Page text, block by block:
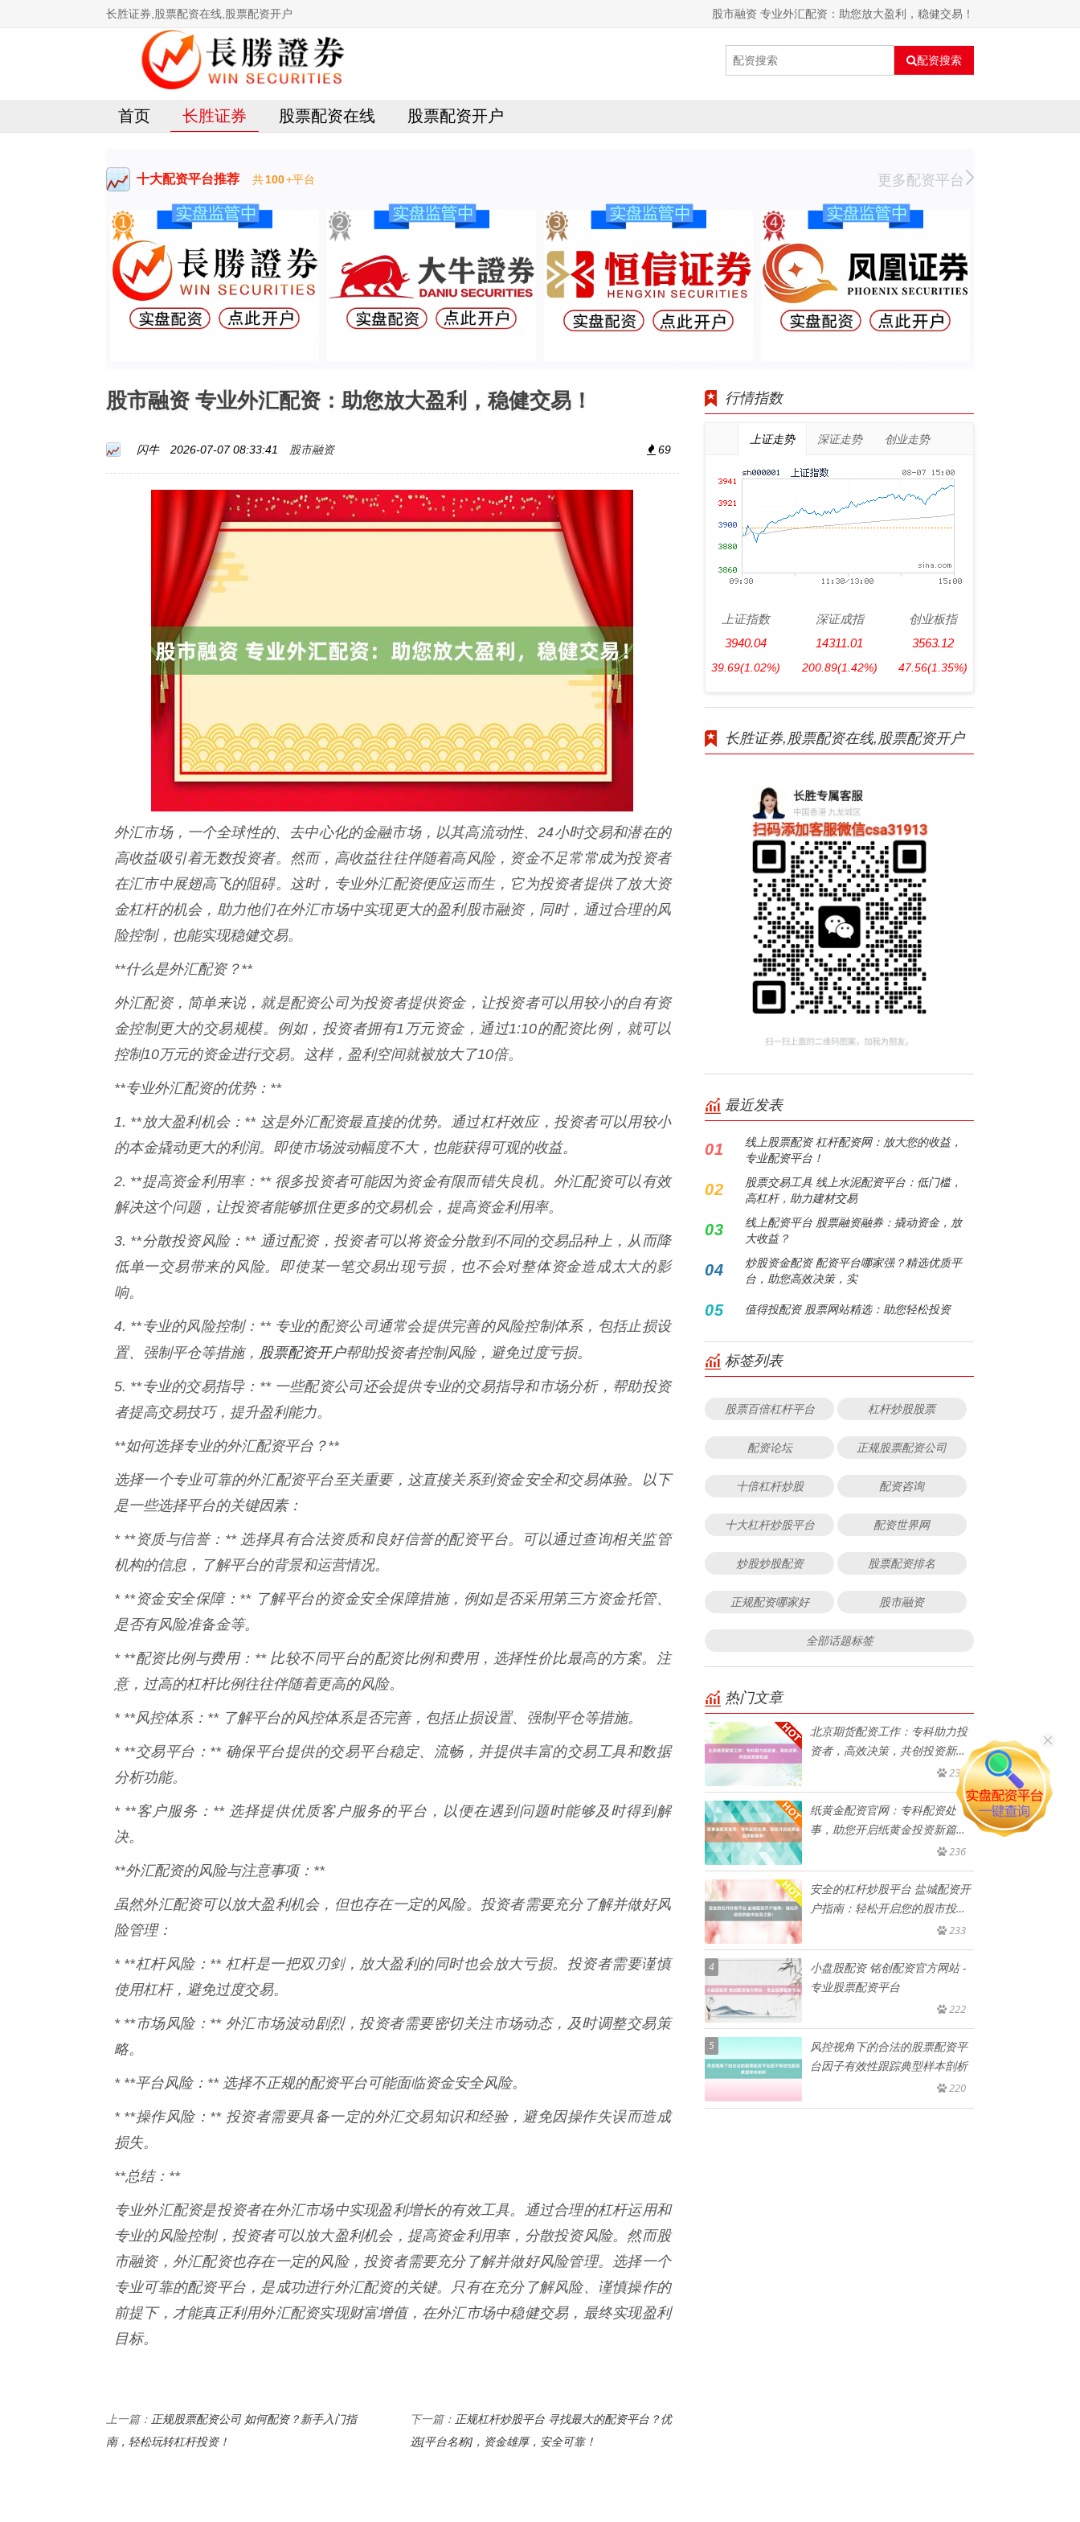
长胜证券,股票配资在线,股票配资开户 股市融资 专业外汇配资：助您放大盈利，稳健交易！
配资搜索
首页 长胜证券 股票配资在线 股票配资开户
十大配资平台推荐 共100+平台 更多配资平台
股市融资 专业外汇配资：助您放大盈利，稳健交易！
闪牛 2026-07-07 08:33:41 股市融资 69
外汇市场，一个全球性的、去中心化的金融市场，以其高流动性、24小时交易和潜在的
高收益吸引着无数投资者。然而，高收益往往伴随着高风险，资金不足常常成为投资者
在汇市中展翅高飞的阻碍。这时，专业外汇配资便应运而生，它为投资者提供了放大资
金杠杆的机会，助力他们在外汇市场中实现更大的盈利股市融资，同时，通过合理的风
险控制，也能实现稳健交易。
**什么是外汇配资？**
外汇配资，简单来说，就是配资公司为投资者提供资金，让投资者可以用较小的自有资
金控制更大的交易规模。例如，投资者拥有1万元资金，通过1:10的配资比例，就可以
控制10万元的资金进行交易。这样，盈利空间就被放大了10倍。
**专业外汇配资的优势：**
1. **放大盈利机会：** 这是外汇配资最直接的优势。通过杠杆效应，投资者可以用较小
的本金撬动更大的利润。即使市场波动幅度不大，也能获得可观的收益。
2. **提高资金利用率：** 很多投资者可能因为资金有限而错失良机。外汇配资可以有效
解决这个问题，让投资者能够抓住更多的交易机会，提高资金利用率。
3. **分散投资风险：** 通过配资，投资者可以将资金分散到不同的交易品种上，从而降
低单一交易带来的风险。即使某一笔交易出现亏损，也不会对整体资金造成太大的影
响。
4. **专业的风险控制：** 专业的配资公司通常会提供完善的风险控制体系，包括止损设
置、强制平仓等措施， 股票配资开户帮助投资者控制风险，避免过度亏损。
5. **专业的交易指导：** 一些配资公司还会提供专业的交易指导和市场分析，帮助投资
者提高交易技巧，提升盈利能力。
**如何选择专业的外汇配资平台？**
选择一个专业可靠的外汇配资平台至关重要，这直接关系到资金安全和交易体验。以下
是一些选择平台的关键因素：
* **资质与信誉：** 选择具有合法资质和良好信誉的配资平台。可以通过查询相关监管
机构的信息，了解平台的背景和运营情况。
* **资金安全保障：** 了解平台的资金安全保障措施，例如是否采用第三方资金托管、
是否有风险准备金等。
* **配资比例与费用：** 比较不同平台的配资比例和费用，选择性价比最高的方案。注
意，过高的杠杆比例往往伴随着更高的风险。
* **风控体系：** 了解平台的风控体系是否完善，包括止损设置、强制平仓等措施。
* **交易平台：** 确保平台提供的交易平台稳定、流畅，并提供丰富的交易工具和数据
分析功能。
* **客户服务：** 选择提供优质客户服务的平台，以便在遇到问题时能够及时得到解
决。
**外汇配资的风险与注意事项：**
虽然外汇配资可以放大盈利机会，但也存在一定的风险。投资者需要充分了解并做好风
险管理：
* **杠杆风险：** 杠杆是一把双刃剑，放大盈利的同时也会放大亏损。投资者需要谨慎
使用杠杆，避免过度交易。
* **市场风险：** 外汇市场波动剧烈，投资者需要密切关注市场动态，及时调整交易策
略。
* **平台风险：** 选择不正规的配资平台可能面临资金安全风险。
* **操作风险：** 投资者需要具备一定的外汇交易知识和经验，避免因操作失误而造成
损失。
**总结：**
专业外汇配资是投资者在外汇市场中实现盈利增长的有效工具。通过合理的杠杆运用和
专业的风险控制，投资者可以放大盈利机会，提高资金利用率，分散投资风险。然而股
市融资，外汇配资也存在一定的风险，投资者需要充分了解并做好风险管理。选择一个
专业可靠的配资平台，是成功进行外汇配资的关键。只有在充分了解风险、谨慎操作的
前提下，才能真正利用外汇配资实现财富增值，在外汇市场中稳健交易，最终实现盈利
目标。
上一篇： 正规股票配资公司 如何配资？新手入门指
南，轻松玩转杠杆投资！
下一篇： 正规杠杆炒股平台 寻找最大的配资平台？优
选[平台名称]，资金雄厚，安全可靠！
行情指数
上证走势 深证走势 创业走势
上证指数
3940.04
39.69(1.02%)
深证成指
14311.01
200.89(1.42%)
创业板指
3563.12
47.56(1.35%)
长胜证券,股票配资在线,股票配资开户
最近发表
01
线上股票配资 杠杆配资网：放大您的收益，
专业配资平台！
02
股票交易工具 线上水泥配资平台：低门槛，
高杠杆，助力建材交易
03
线上配资平台 股票融资融券：撬动资金，放
大收益？
04
炒股资金配资 配资平台哪家强？精选优质平
台，助您高效决策，实
05 值得投配资 股票网站精选：助您轻松投资
标签列表
股票百倍杠杆平台 杠杆炒股股票
配资论坛 正规股票配资公司
十倍杠杆炒股 配资咨询
十大杠杆炒股平台 配资世界网
炒股炒股配资 股票配资排名
正规配资哪家好 股市融资
全部话题标签
热门文章
北京期货配资工作：专科助力投
资者，高效决策，共创投资新机
239
纸黄金配资官网：专科配资处
事，助您开启纸黄金投资新篇
236
安全的杠杆炒股平台 盐城配资开
户指南：轻松开启您的股市投资
233
4
小盘股配资 铭创配资官方网站 -
专业股票配资平台
222
5
风控视角下的合法的股票配资平
台因子有效性跟踪典型样本剖析
220